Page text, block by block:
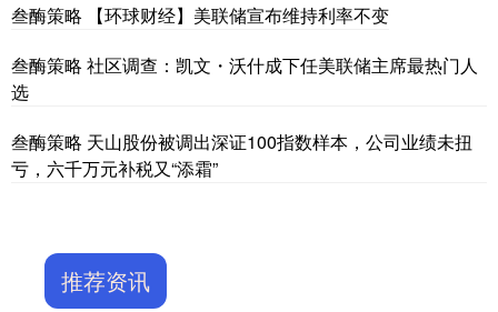
叁酶策略 【环球财经】美联储宣布维持利率不变
叁酶策略 社区调查：凯文・沃什成下任美联储主席最热门人
选
叁酶策略 天山股份被调出深证100指数样本，公司业绩未扭
亏，六千万元补税又“添霜”
推荐资讯